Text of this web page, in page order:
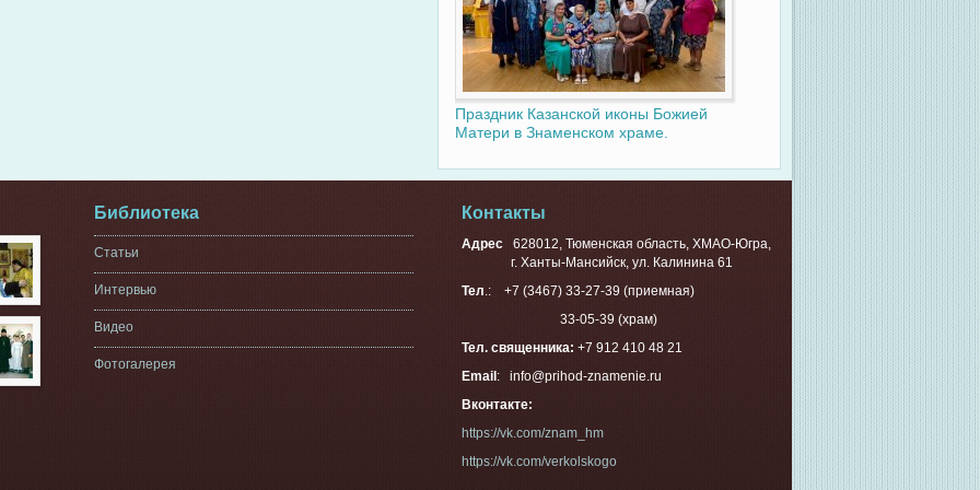
Праздник Казанской иконы Божией
Матери в Знаменском храме.
Библиотека
Статьи
Интервью
Видео
Фотогалерея
Контакты
Адрес 628012, Тюменская область, ХМАО-Югра,
г. Ханты-Мансийск, ул. Калинина 61
Тел.: +7 (3467) 33-27-39 (приемная)
33-05-39 (храм)
Тел. священника: +7 912 410 48 21
Email : info@prihod-znamenie.ru
Вконтакте:
https://vk.com/znam_hm
https://vk.com/verkolskogo